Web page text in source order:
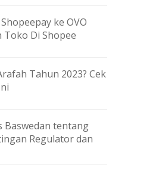
ke OVO
Di Shopee
Tahun 2023? Cek
Baswedan tentang
Regulator dan